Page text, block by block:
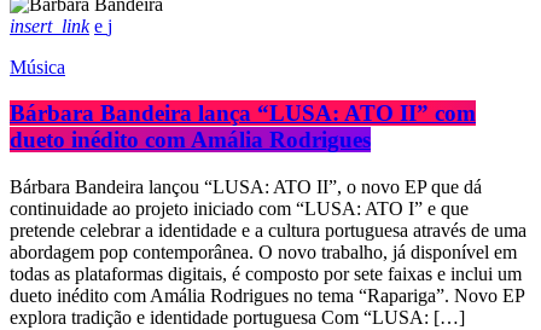
insert_link
Música
Bárbara Bandeira lança “LUSA: ATO II” com
dueto inédito com Amália Rodrigues
Bárbara Bandeira lançou “LUSA: ATO II”, o novo EP que dá
continuidade ao projeto iniciado com “LUSA: ATO I” e que
pretende celebrar a identidade e a cultura portuguesa através de uma
abordagem pop contemporânea. O novo trabalho, já disponível em
todas as plataformas digitais, é composto por sete faixas e inclui um
dueto inédito com Amália Rodrigues no tema “Rapariga”. Novo EP
explora tradição e identidade portuguesa Com “LUSA: […]